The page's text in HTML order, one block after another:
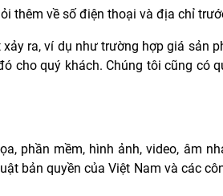
thêm về số điện thoại và địa chỉ
ra, ví dụ như trường hợp giá sản
cho quý khách. Chúng tôi cũng có
phần mềm, hình ảnh, video, âm
bản quyền của Việt Nam và các